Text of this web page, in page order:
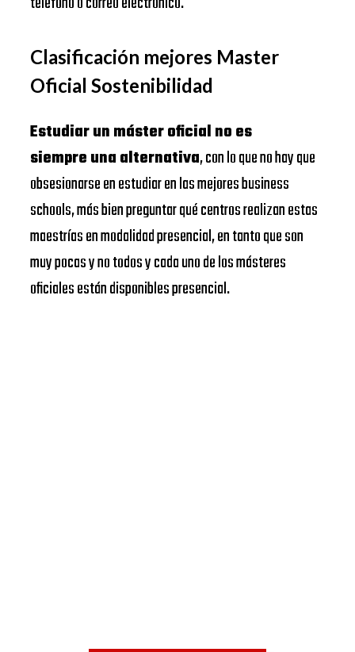
Clasificación mejores Master
Oficial Sostenibilidad
Estudiar un máster oficial no es
siempre una alternativa, con lo que no hay que
obsesionarse en estudiar en las mejores business
schools, más bien preguntar qué centros realizan estas
maestrías en modalidad presencial, en tanto que son
muy pocas y no todos y cada uno de los másteres
oficiales están disponibles presencial.